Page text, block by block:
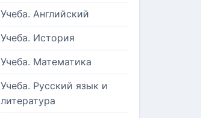
Учеба. Английский
Учеба. История
Учеба. Математика
Учеба. Русский язык и
литература